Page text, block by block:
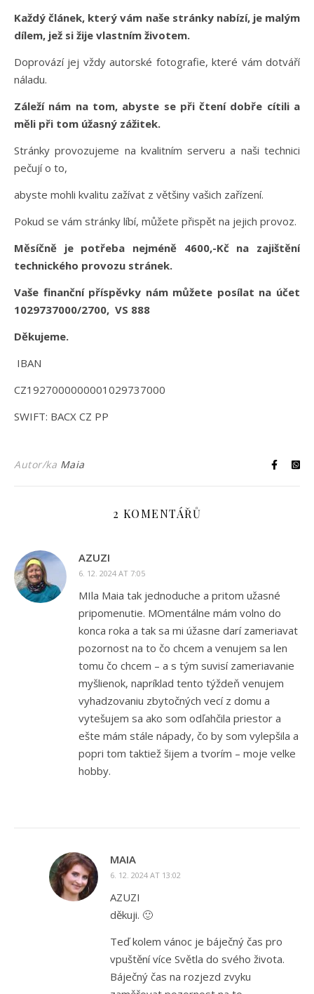
Každý článek, který vám naše stránky nabízí, je malým
dílem, jež si žije vlastním životem.
Doprovází jej vždy autorské fotografie, které vám dotváří
náladu.
Záleží nám na tom, abyste se při čtení dobře cítili a
měli při tom úžasný zážitek.
Stránky provozujeme na kvalitním serveru a naši technici
pečují o to,
abyste mohli kvalitu zažívat z většiny vašich zařízení.
Pokud se vám stránky líbí, můžete přispět na jejich provoz.
Měsíčně je potřeba nejméně 4600,-Kč na zajištění
technického provozu stránek.
Vaše finanční příspěvky nám můžete posílat na účet
1029737000/2700, VS 888
Děkujeme.
IBAN
CZ1927000000001029737000
SWIFT: BACX CZ PP
Autor/ka Maia
2 KOMENTÁŘŮ
AZUZI
6. 12. 2024 AT 7:05
MIla Maia tak jednoduche a pritom užasné
pripomenutie. MOmentálne mám volno do
konca roka a tak sa mi úžasne darí zameriavat
pozornost na to čo chcem a venujem sa len
tomu čo chcem – a s tým suvisí zameriavanie
myšlienok, napríklad tento týždeň venujem
vyhadzovaniu zbytočných vecí z domu a
vytešujem sa ako som odľahčila priestor a
ešte mám stále nápady, čo by som vylepšila a
popri tom taktiež šijem a tvorím – moje velke
hobby.
MAIA
6. 12. 2024 AT 13:02
AZUZI
děkuji. 🙂
Teď kolem vánoc je báječný čas pro
vpuštění více Světla do svého života.
Báječný čas na rozjezd zvyku